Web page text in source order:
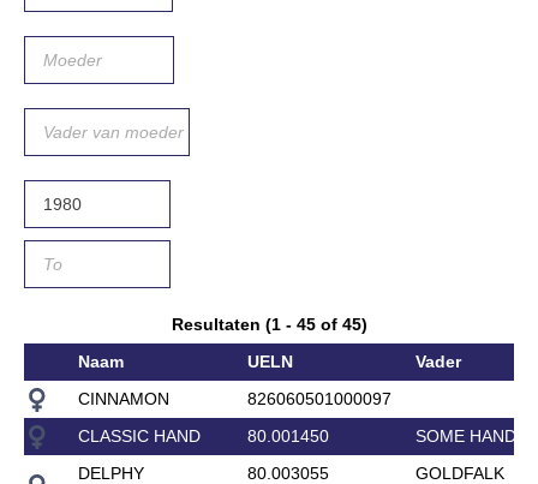
Resultaten (1 - 45 of 45)
Naam
UELN
Vader
CINNAMON
826060501000097
CLASSIC HAND
80.001450
SOME HAND
DELPHY
80.003055 GOLDFALK